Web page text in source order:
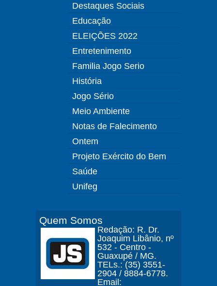
Destaques Sociais
Educação
ELEIÇÕES 2022
Entretenimento
Familia Jogo Serio
História
Jogo Sério
Meio Ambiente
Notas de Falecimento
Ontem
Projeto Exército do Bem
Saúde
Unifeg
Quem Somos
Redação: R. Dr.
Joaquim Libânio, nº
532 - Centro -
Guaxupé / MG.
TELs.: (35) 3551-
2904 / 8884-6778.
Email: